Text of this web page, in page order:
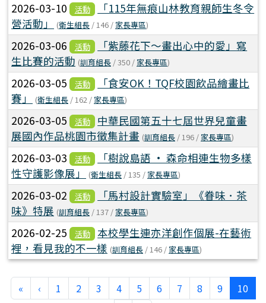
2026-03-10 活動
「115年無痕山林教育親師生冬令
營活動」
(衛生組長 / 146 / 家長專區)
2026-03-06 活動
「紫藤花下～畫出心中的愛」寫
生比賽的活動 (訓育組長 / 350 / 家長專區)
2026-03-05 活動
「食安OK！TQF校園飲品繪畫比
賽」
(衛生組長 / 162 / 家長專區)
2026-03-05 活動
中華民國第五十七屆世界兒童畫
展國內作品桃園市徵集計畫 (訓育組長 / 196 / 家長專區)
2026-03-03 活動
「樹說島語 · 森命相連生物多樣
性守護影像展」
(衛生組長 / 135 / 家長專區)
2026-03-02 活動
「馬村設計實驗室」《眷味．茶
味》特展 (訓育組長 / 137 / 家長專區)
2026-02-25 活動
本校學生連亦洋創作個展-在藝術
裡，看見我的不一樣 (訓育組長 / 146 / 家長專區)
« ‹ 1 2 3 4 5 6 7 8 9 10